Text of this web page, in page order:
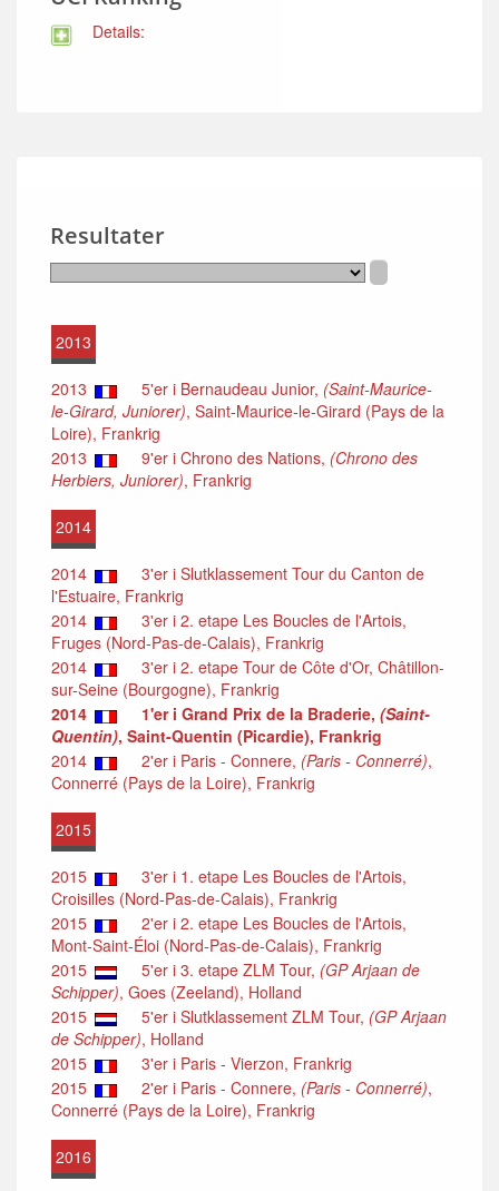
Details:
Resultater
2013
2013 5'er i Bernaudeau Junior, (Saint-Maurice-
le-Girard, Juniorer), Saint-Maurice-le-Girard (Pays de la
Loire), Frankrig
2013
9'er i Chrono des Nations, (Chrono des
Herbiers, Juniorer), Frankrig
2014
2014
3'er i Slutklassement Tour du Canton de
l'Estuaire, Frankrig
2014
3'er i 2. etape Les Boucles de l'Artois,
Fruges (Nord-Pas-de-Calais), Frankrig
2014
3'er i 2. etape Tour de Côte d'Or, Châtillon-
sur-Seine (Bourgogne), Frankrig
2014
1'er i Grand Prix de la Braderie, (Saint-
Quentin), Saint-Quentin (Picardie), Frankrig
2014
2'er i Paris - Connere, (Paris - Connerré),
Connerré (Pays de la Loire), Frankrig
2015
2015
3'er i 1. etape Les Boucles de l'Artois,
Croisilles (Nord-Pas-de-Calais), Frankrig
2015
2'er i 2. etape Les Boucles de l'Artois,
Mont-Saint-Éloi (Nord-Pas-de-Calais), Frankrig
2015
5'er i 3. etape ZLM Tour, (GP Arjaan de
Schipper), Goes (Zeeland), Holland
2015
5'er i Slutklassement ZLM Tour, (GP Arjaan
de Schipper), Holland
2015
3'er i Paris - Vierzon, Frankrig
2015
2'er i Paris - Connere, (Paris - Connerré),
Connerré (Pays de la Loire), Frankrig
2016